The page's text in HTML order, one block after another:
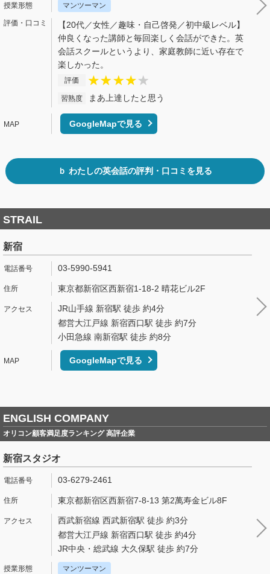
マンツーマン
【20代／女性／趣味・自己啓発／初中級レベル】
仲良くなった講師と毎回楽しく会話ができた。英
会話スクールというより、家庭教師に近い存在で
楽しかった。
評価
習熟度 まあ上達したと思う
GoogleMapで見る
ｂ わたしの英会話の評判・口コミを見る
STRAIL
新宿
03-5990-5941
東京都新宿区西新宿1-18-2 晴花ビル2F
JR山手線 新宿駅 徒歩 約4分
都営大江戸線 新宿西口駅 徒歩 約7分
小田急線 南新宿駅 徒歩 約8分
GoogleMapで見る
ENGLISH COMPANY
オリコン顧客満足度ランキング 高評企業
新宿スタジオ
03-6279-2461
東京都新宿区西新宿7-8-13 第2萬寿金ビル8F
西武新宿線 西武新宿駅 徒歩 約3分
都営大江戸線 新宿西口駅 徒歩 約4分
JR中央・総武線 大久保駅 徒歩 約7分
マンツーマン